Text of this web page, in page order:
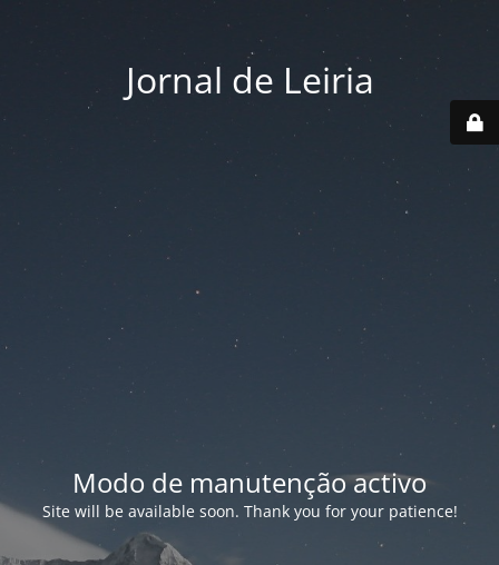
Jornal de Leiria
Modo de manutenção activo
Site will be available soon. Thank you for your patience!